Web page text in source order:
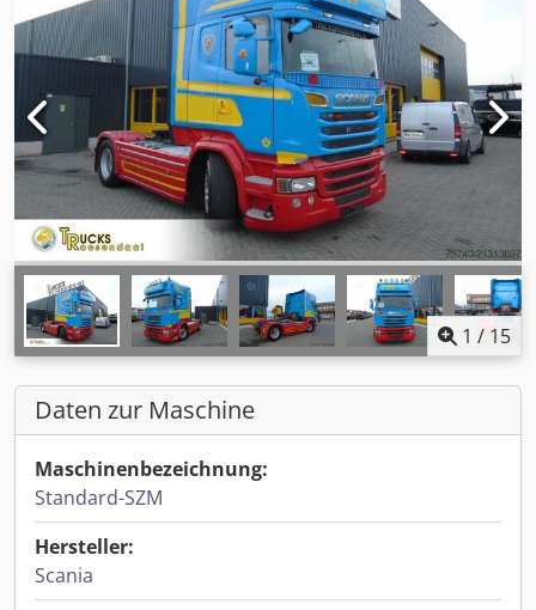
1 / 15
Daten zur Maschine
Maschinenbezeichnung:
Standard-SZM
Hersteller:
Scania